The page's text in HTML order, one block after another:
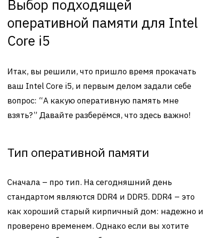
Выбор подходящей
оперативной памяти для Intel
Core i5
Итак, вы решили, что пришло время прокачать
ваш Intel Core i5, и первым делом задали себе
вопрос: “А какую оперативную память мне
взять?” Давайте разберёмся, что здесь важно!
Тип оперативной памяти
Сначала – про тип. На сегодняшний день
стандартом являются DDR4 и DDR5. DDR4 – это
как хороший старый кирпичный дом: надежно и
проверено временем. Однако если вы хотите